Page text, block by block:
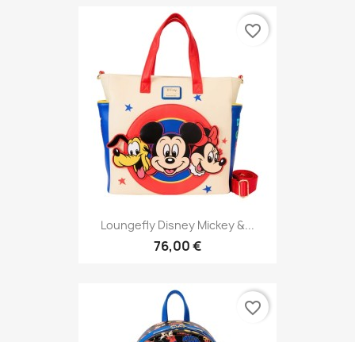
Loungefly Disney Mickey &...
76,00 €
favorite_border
favorite_border